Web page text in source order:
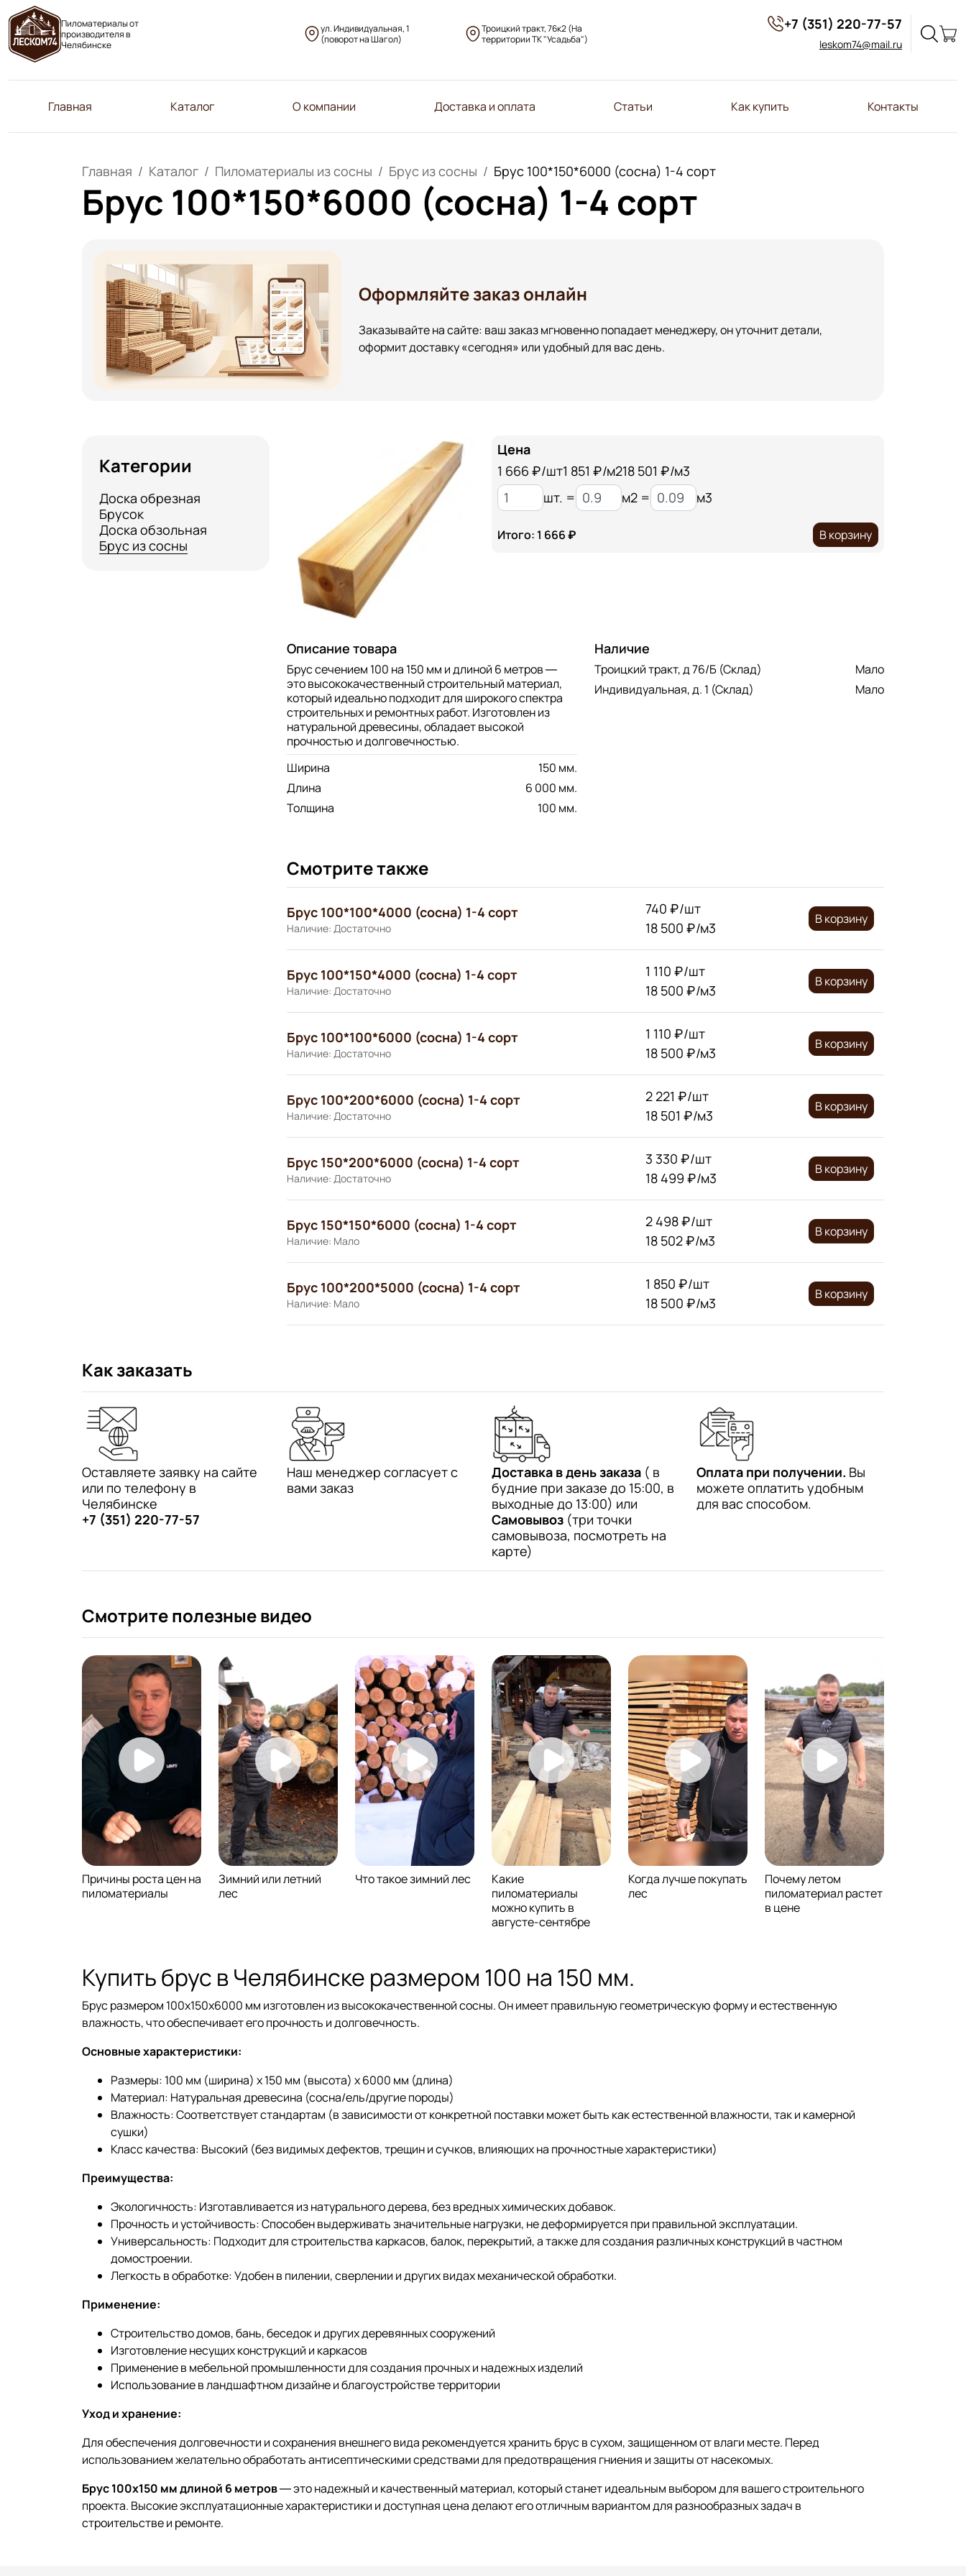
Пиломатериалы от
производителя в
Челябинске
ул. Индивидуальная, 1
(поворот на Шагол)
Троицкий тракт, 76к2 (На
территории ТК "Усадьба")
+7 (351) 220-77-57
leskom74@mail.ru
Главная Каталог О компании Доставка и оплата Статьи Как купить Контакты
Главная Каталог Пиломатериалы из сосны Брус из сосны Брус 100*150*6000 (сосна) 1-4 сорт
Брус 100*150*6000 (сосна) 1-4 сорт
Оформляйте заказ онлайн
Заказывайте на сайте: ваш заказ мгновенно попадает менеджеру, он уточнит детали,
оформит доставку «сегодня» или удобный для вас день.
Категории
Доска обрезная
Брусок
Доска обзольная
Брус из сосны
Цена
1 666 ₽/шт1 851 ₽/м218 501 ₽/м3
шт. =
м2 = м3
Итого: 1 666 ₽ В корзину
Описание товара
Брус сечением 100 на 150 мм и длиной 6 метров —
это высококачественный строительный материал,
который идеально подходит для широкого спектра
строительных и ремонтных работ. Изготовлен из
натуральной древесины, обладает высокой
прочностью и долговечностью.
Ширина
150 мм.
Длина
6 000 мм.
Толщина
100 мм.
Наличие
Троицкий тракт, д 76/Б (Склад)
Мало
Индивидуальная, д. 1 (Склад)
Мало
Смотрите также
Брус 100*100*4000 (сосна) 1-4 сорт
Наличие: Достаточно
740 ₽/шт
18 500 ₽/м3
В корзину
Брус 100*150*4000 (сосна) 1-4 сорт
Наличие: Достаточно
1 110 ₽/шт
18 500 ₽/м3
В корзину
Брус 100*100*6000 (сосна) 1-4 сорт
Наличие: Достаточно
1 110 ₽/шт
18 500 ₽/м3
В корзину
Брус 100*200*6000 (сосна) 1-4 сорт
Наличие: Достаточно
2 221 ₽/шт
18 501 ₽/м3
В корзину
Брус 150*200*6000 (сосна) 1-4 сорт
Наличие: Достаточно
3 330 ₽/шт
18 499 ₽/м3
В корзину
Брус 150*150*6000 (сосна) 1-4 сорт
Наличие: Мало
2 498 ₽/шт
18 502 ₽/м3
В корзину
Брус 100*200*5000 (сосна) 1-4 сорт
Наличие: Мало
1 850 ₽/шт
18 500 ₽/м3
В корзину
Как заказать
Оставляете заявку на сайте
или по телефону в
Челябинске
+7 (351) 220-77-57
Наш менеджер согласует с
вами заказ
Доставка в день заказа ( в
будние при заказе до 15:00, в
выходные до 13:00) или
Самовывоз (три точки
самовывоза, посмотреть на
карте)
Оплата при получении. Вы
можете оплатить удобным
для вас способом.
Смотрите полезные видео
Причины роста цен на
пиломатериалы
Зимний или летний
лес
Что такое зимний лес
Какие
пиломатериалы
можно купить в
августе-сентябре
Когда лучше покупать
лес
Почему летом
пиломатериал растет
в цене
Купить брус в Челябинске размером 100 на 150 мм.
Брус размером 100x150x6000 мм изготовлен из высококачественной сосны. Он имеет правильную геометрическую форму и естественную
влажность, что обеспечивает его прочность и долговечность.
Основные характеристики:
Размеры: 100 мм (ширина) x 150 мм (высота) x 6000 мм (длина)
Материал: Натуральная древесина (сосна/ель/другие породы)
Влажность: Соответствует стандартам (в зависимости от конкретной поставки может быть как естественной влажности, так и камерной
сушки)
Класс качества: Высокий (без видимых дефектов, трещин и сучков, влияющих на прочностные характеристики)
Преимущества:
Экологичность: Изготавливается из натурального дерева, без вредных химических добавок.
Прочность и устойчивость: Способен выдерживать значительные нагрузки, не деформируется при правильной эксплуатации.
Универсальность: Подходит для строительства каркасов, балок, перекрытий, а также для создания различных конструкций в частном
домостроении.
Легкость в обработке: Удобен в пилении, сверлении и других видах механической обработки.
Применение:
Строительство домов, бань, беседок и других деревянных сооружений
Изготовление несущих конструкций и каркасов
Применение в мебельной промышленности для создания прочных и надежных изделий
Использование в ландшафтном дизайне и благоустройстве территории
Уход и хранение:
Для обеспечения долговечности и сохранения внешнего вида рекомендуется хранить брус в сухом, защищенном от влаги месте. Перед
использованием желательно обработать антисептическими средствами для предотвращения гниения и защиты от насекомых.
Брус 100х150 мм длиной 6 метров— это надежный и качественный материал, который станет идеальным выбором для вашего строительного
проекта. Высокие эксплуатационные характеристики и доступная цена делают его отличным вариантом для разнообразных задач в
строительстве и ремонте.